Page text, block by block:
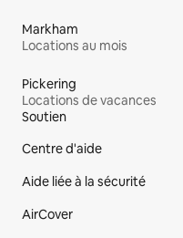
Markham
Locations au mois
Pickering
Locations de vacances
Bas de page du site
Soutien
Centre d'aide
Aide liée à la sécurité
AirCover